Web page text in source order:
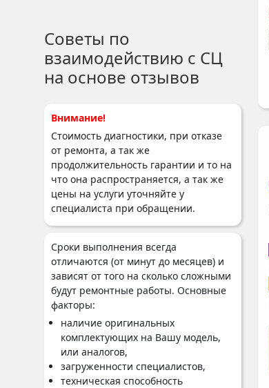
Советы по
взаимодействию с СЦ
на основе отзывов
Внимание!
Стоимость диагностики, при отказе
от ремонта, а так же
продолжительность гарантии и то на
что она распространяется, а так же
цены на услуги уточняйте у
специалиста при обращении.
Сроки выполнения всегда
отличаются (от минут до месяцев) и
зависят от того на сколько сложными
будут ремонтные работы. Основные
факторы:
наличие оригинальных
комплектующих на Вашу модель,
или аналогов,
загруженности специалистов,
техническая способность